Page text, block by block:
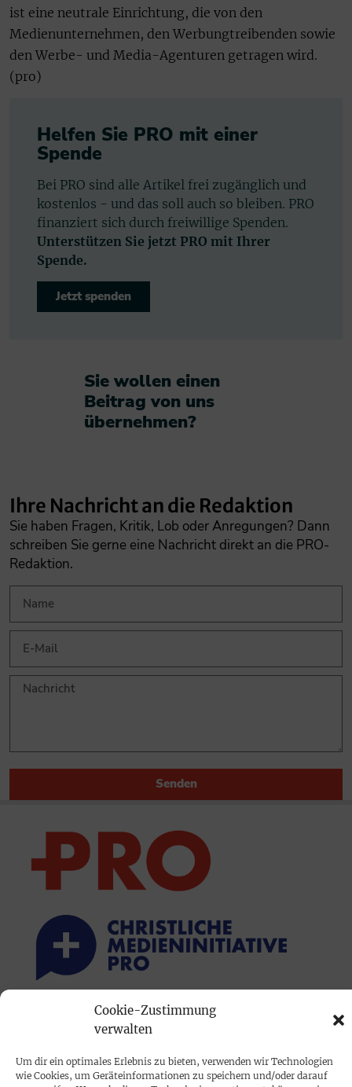
Cookie-Zustimmung
verwalten
Um dir ein optimales Erlebnis zu bieten, verwenden wir Technologien
wie Cookies, um Geräteinformationen zu speichern und/oder darauf
ist eine neutrale Einrichtung, die von den
Medienunternehmen, den Werbungtreibenden sowie
den Werbe- und Media-Agenturen getragen wird.
(pro)
Helfen Sie PRO mit einer
Spende
Bei PRO sind alle Artikel frei zugänglich und
kostenlos - und das soll auch so bleiben. PRO
finanziert sich durch freiwillige Spenden.
Unterstützen Sie jetzt PRO mit Ihrer
Spende.
Jetzt spenden
Sie wollen einen
Beitrag von uns
übernehmen?​
Ihre Nachricht an die Redaktion
Sie haben Fragen, Kritik, Lob oder Anregungen? Dann
schreiben Sie gerne eine Nachricht direkt an die PRO-
Redaktion.
Senden
PRINTAUSGABE